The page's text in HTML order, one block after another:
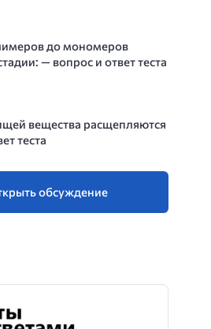
до мономеров
— вопрос и ответ теста
вещества расщепляются
теста
обсуждение